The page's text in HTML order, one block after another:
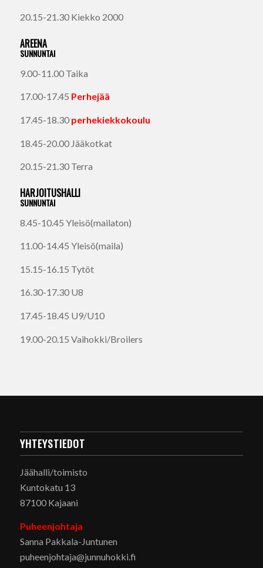
20.15-21.30 Kiekko 2000
AREENA
SUNNUNTAI
9.00-11.00 Taika
17.00-17.45 Perhejää
17.45-18.30 perhekiekkokoulu
18.45-20.00 Jääkotkat
20.15-21.30 Terra
HARJOITUSHALLI
SUNNUNTAI
8.45-10.45 Yleisö(mailaton)
11.00-14.45 Yleisö(maila)
15.15-16.15 Tytöt
16.30-17.30 U8
17.45-18.45 U9/U10
19.00-20.15 Vaihokki/Broilers
YHTEYSTIEDOT
Jäähalli/toimisto
Kuntokatu 13
87100 Kajaani
Puheenjohtaja
Sanna Pakkala-Juntunen
puheenjohtaja@junnuhokki.fi